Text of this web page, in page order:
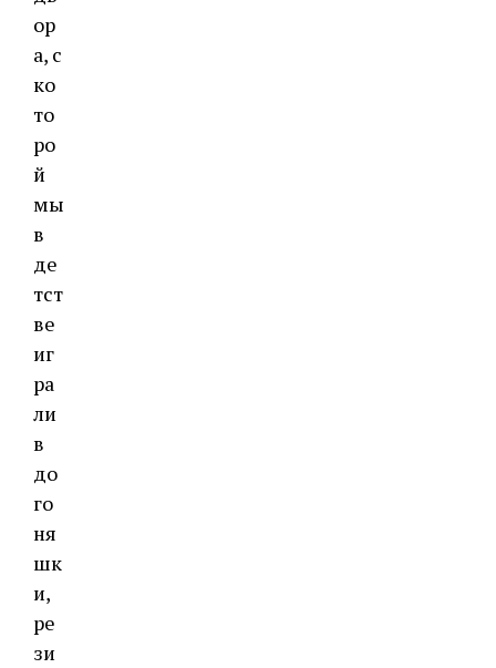
ор
а, с
ко
то
ро
й
мы
в
де
тст
ве
иг
ра
ли
в
до
го
ня
шк
и,
ре
зи